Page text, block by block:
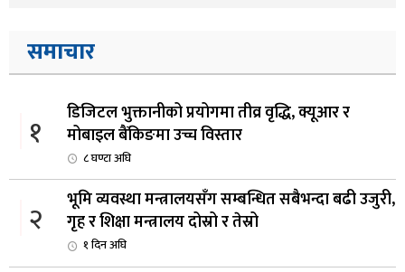
समाचार
१
डिजिटल भुक्तानीको प्रयोगमा तीव्र वृद्धि, क्यूआर र
मोबाइल बैंकिङमा उच्च विस्तार
८ घण्टा अघि
२
भूमि व्यवस्था मन्त्रालयसँग सम्बन्धित सबैभन्दा बढी उजुरी,
गृह र शिक्षा मन्त्रालय दोस्रो र तेस्रो
१ दिन अघि